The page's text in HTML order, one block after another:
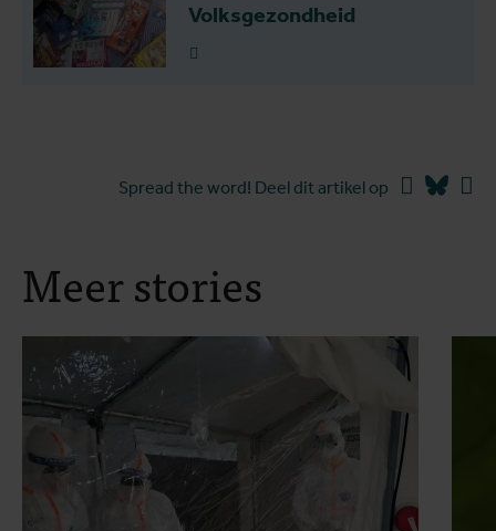
Volksgezondheid
Lees meer
Spread the word! Deel dit artikel op Facebook
Meer stories